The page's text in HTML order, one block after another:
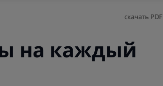
скачать PDF
на каждый